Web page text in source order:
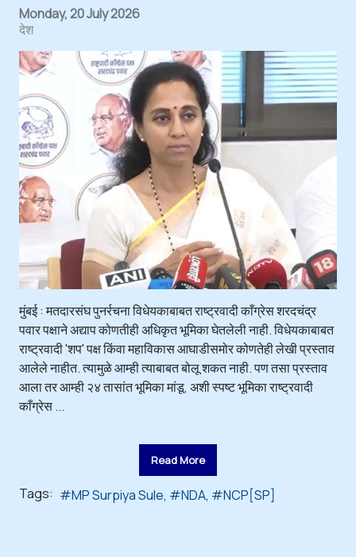
Monday, 20 July 2026
देश
मुंबई : मतदारसंघ पुनर्रचना विधेयकाबाबत राष्ट्रवादी काँग्रेस शरदचंद्र
पवार पक्षाने अद्याप कोणतीही अधिकृत भूमिका घेतलेली नाही. विधेयकाबाबत
राष्ट्रवादी 'शप' पक्ष किंवा महाविकास आघाडीसमोर कोणतेही लेखी प्रस्ताव
आलेले नाहीत. त्यामुळे आम्ही त्याबाबत बोलू शकत नाही. पण तसा प्रस्ताव
आला तर आम्ही २४ तासांत भूमिका मांडू, अशी स्पष्ट भूमिका राष्ट्रवादी
काँग्रेस ...
Read More
Tags: MP Surpiya Sule NDA NCP[SP]